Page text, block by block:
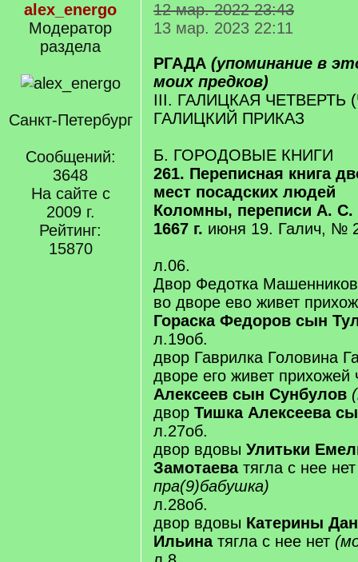
alex_energo
Модератор
раздела
Санкт-Петербург
Сообщений:
3648
На сайте с
2009 г.
Рейтинг:
15870
12 мар. 2022 23:43
13 мар. 2023 22:11
РГАДА (упоминание в
моих предков)
III. ГАЛИЦКАЯ ЧЕТВЕРТЬ
ГАЛИЦКИЙ ПРИКАЗ
Б. ГОРОДОВЫЕ КНИГИ
261. Переписная книга
мест посадских людей
Коломны, переписи А. С.
1667 г. июня 19. Галич, №
л.06.
Двор Федотка
во дворе ево живет
Гораска Федоров сын
л.19об.
двор Гаврилка Головина
дворе его живет прихожей
Алексеев сын Сунбулов
двор Тишка Алексеева
л.27об.
двор вдовы Улитьки
Замотаеватягла с нее
пра(9)бабушка)
л.28об.
двор вдовы Катерины
Ильинатягла с нее нет